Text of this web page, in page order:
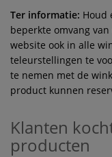
Ter informatie: Houd
beperkte omvang
website ook in alle
teleurstellingen te
te nemen met de
product kunnen
Klanten
producten